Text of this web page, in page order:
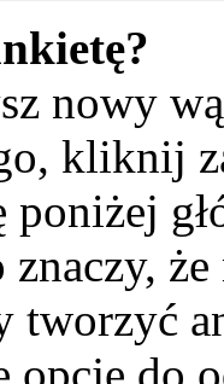
nowy
kliknij
poniżej
tworzyć
opcje do